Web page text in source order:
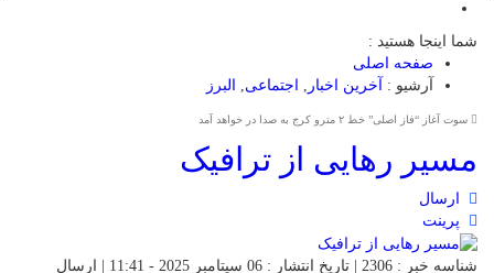
شما اینجا هستید :
صفحه اصلی
آرشیو :
آخرین اخبار اجتماعی البرز
سوت آغاز “فاز اصلی” خط ۲ مترو کرج به صدا در خواهد آمد
مسیر رهایی از ترافیک
ارسال
پرینت
شناسه خبر : 2306 | تاریخ انتشار : 06 سپتامبر 2025 - 11:41 | ارسال